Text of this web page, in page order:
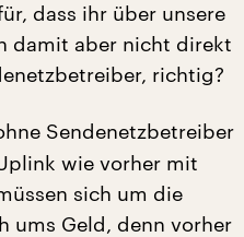
dass ihr über unsere
damit aber nicht direkt
richtig?
Sendenetzbetreiber
wie vorher mit
sich um die
ums Geld, denn vorher